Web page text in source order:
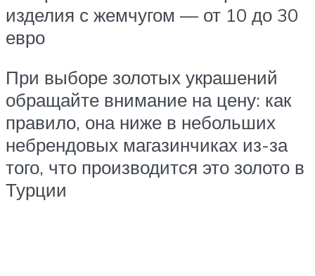
изделия с жемчугом — от 10 до 30
евро
При выборе золотых украшений
обращайте внимание на цену: как
правило, она ниже в небольших
небрендовых магазинчиках из-за
того, что производится это золото в
Турции